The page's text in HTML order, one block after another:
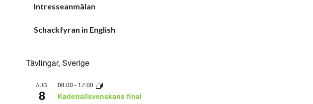
Intresseanmälan
Schackfyran in English
Tävlingar, Sverige
AUG
8
08:00 - 17:00
Kadettallsvenskans final